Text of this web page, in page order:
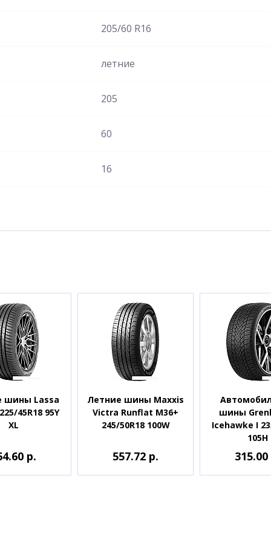
205/60 R16
летние
205
60
16
шины Lassa
45R18 95Y
XL
р.
Летние шины Maxxis
Victra Runflat M36+
245/50R18 100W
557.72 р.
шины
Icehawke I
105H